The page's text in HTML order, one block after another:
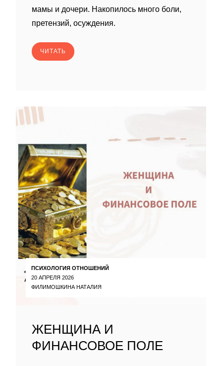
мамы и дочери. Накопилось много боли,
претензий, осуждения.
ЧИТАТЬ
ПСИХОЛОГИЯ ОТНОШЕНИЙ
20 АПРЕЛЯ 2026
ФИЛИМОШКИНА НАТАЛИЯ
ЖЕНЩИНА И
ФИНАНСОВОЕ ПОЛЕ